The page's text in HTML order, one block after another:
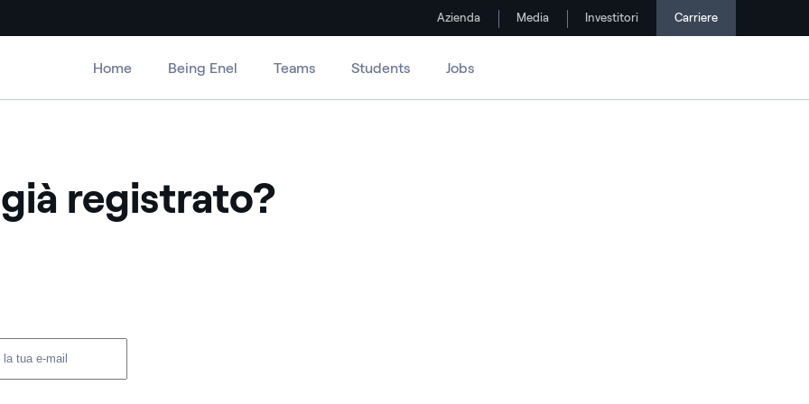
Azienda Media Investitori Carriere
Home Being Enel Teams Students Jobs
registrato?
e password